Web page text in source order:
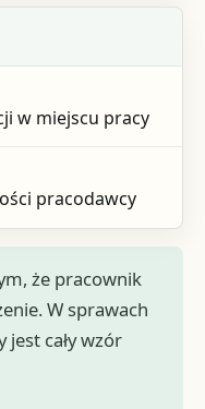
w miejscu pracy
pracodawcy
że pracownik
W sprawach
cały wzór